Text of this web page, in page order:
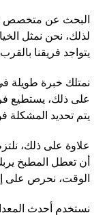
البحث عن متخصص
لذلك، نحن نمثل
يتواجد فريقنا
نمتلك خبرة طويلة
على ذلك، يستطيع
يتم تحديد المشكلة
علاوة على ذلك،
أن تعطل المطبخ
الوقت، نحرص على
نستخدم أحدث